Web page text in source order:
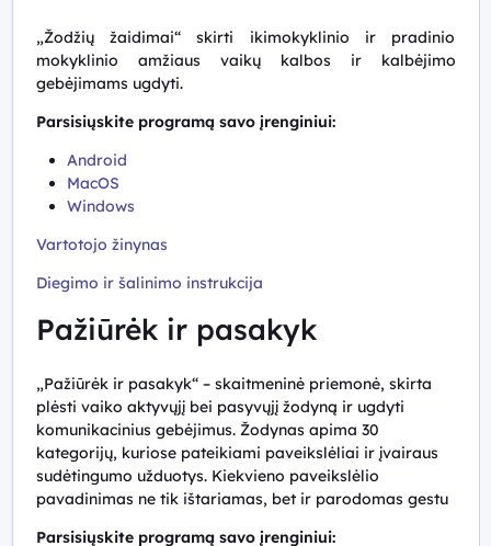
„Žodžių žaidimai“ skirti ikimokyklinio ir pradinio
mokyklinio amžiaus vaikų kalbos ir kalbėjimo
gebėjimams ugdyti.
Parsisiųskite programą savo įrenginiui:
Android
MacOS
Windows
Vartotojo žinynas
Diegimo ir šalinimo instrukcija
Pažiūrėk ir pasakyk
„Pažiūrėk ir pasakyk“ – skaitmeninė priemonė, skirta
plėsti vaiko aktyvųjį bei pasyvųjį žodyną ir ugdyti
komunikacinius gebėjimus. Žodynas apima 30
kategorijų, kuriose pateikiami paveikslėliai ir įvairaus
sudėtingumo užduotys. Kiekvieno paveikslėlio
pavadinimas ne tik ištariamas, bet ir parodomas gestu
Parsisiųskite programą savo įrenginiui: